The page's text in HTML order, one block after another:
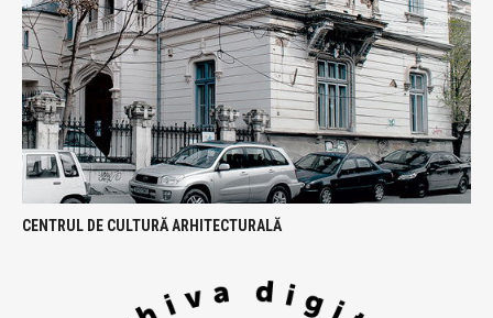
CENTRUL DE CULTURĂ ARHITECTURALĂ